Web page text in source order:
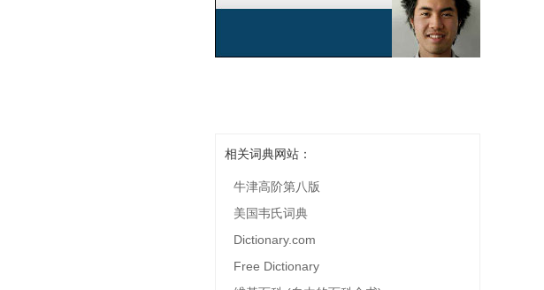
相关词典网站：
牛津高阶第八版
美国韦氏词典
Dictionary.com
Free Dictionary